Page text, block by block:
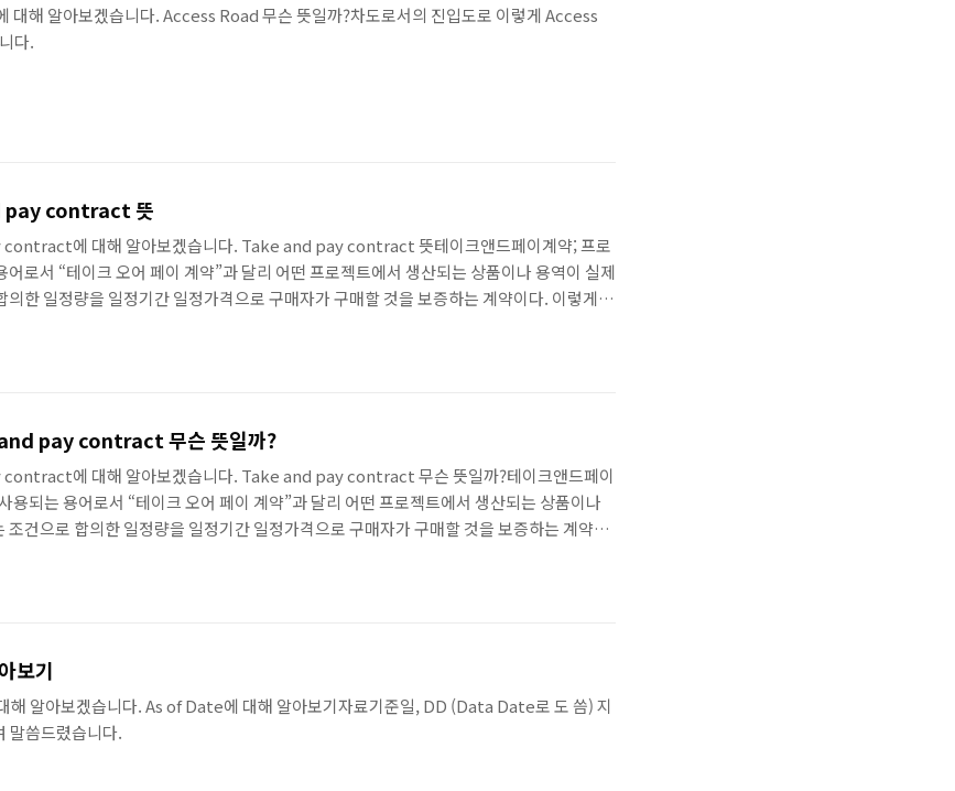
대해 알아보겠습니다. Access Road 무슨 뜻일까?차도로서의 진입도로 이렇게 Access
다.
pay contract 뜻
에 대해 알아보겠습니다. Take and pay contract 뜻테이크앤드페이계약; 프로
어로서 “테이크 오어 페이 계약”과 달리 어떤 프로젝트에서 생산되는 상품이나 용역이 실제
의한 일정량을 일정기간 일정가격으로 구매자가 구매할 것을 보증하는 계약이다. 이렇게
pay contract 무슨 뜻일까?
에 대해 알아보겠습니다. Take and pay contract 무슨 뜻일까?테이크앤드페이
용되는 용어로서 “테이크 오어 페이 계약”과 달리 어떤 프로젝트에서 생산되는 상품이나
조건으로 합의한 일정량을 일정기간 일정가격으로 구매자가 구매할 것을 보증하는 계약이
보기
해 알아보겠습니다. As of Date에 대해 알아보기자료기준일, DD (Data Date로 도 씀) 지
말씀드렸습니다.